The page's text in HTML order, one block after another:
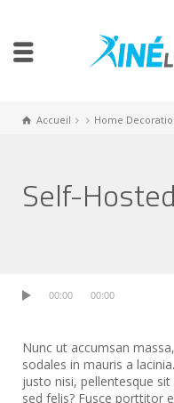
Accueil Home
Self-
00:00 00:00
Nunc ut accumsan
sodales in mauris a
justo nisi, pellentesque
sed felis? Fusce porttitor